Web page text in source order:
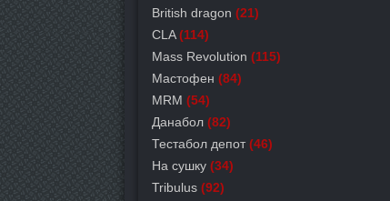
British dragon (21)
CLA (114)
Mass Revolution (115)
Мастофен (84)
MRM (54)
Данабол (82)
Тестабол депот (46)
На сушку (34)
Tribulus (92)